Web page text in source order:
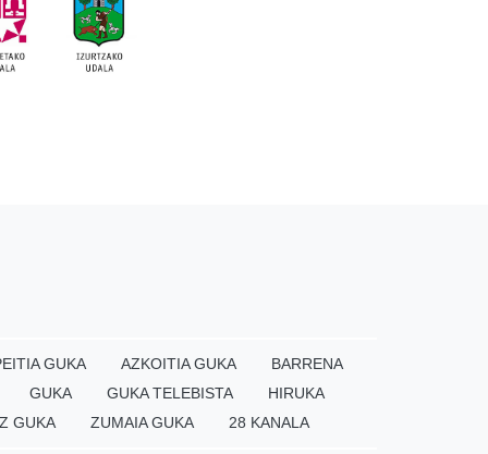
GUKA AZKOITIA GUKA
BARRENA
GUKA
GUKA TELEBISTA
HIRUKA
GUKA
ZUMAIA GUKA 28 KANALA